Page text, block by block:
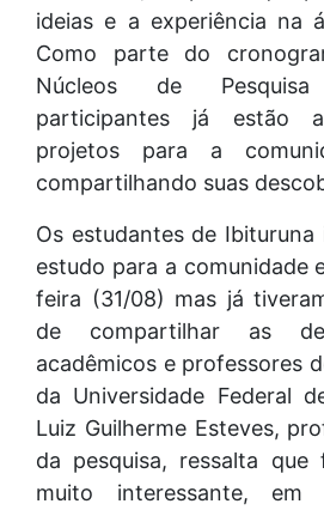
ideias e a experiência na
Como parte do
Núcleos de
participantes já estão
projetos para a
compartilhando suas
Os estudantes de
estudo para a comunidade
feira (31/08) mas já
de compartilhar as
acadêmicos e professores
da Universidade Federal
Luiz Guilherme Esteves,
da pesquisa, ressalta
muito interessante,